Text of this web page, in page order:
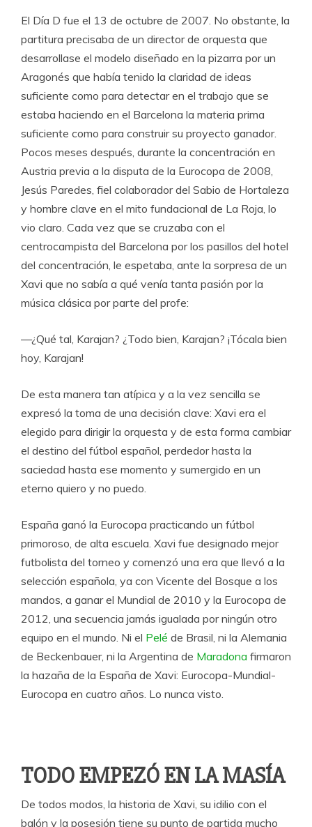
El Día D fue el 13 de octubre de 2007. No obstante, la
partitura precisaba de un director de orquesta que
desarrollase el modelo diseñado en la pizarra por un
Aragonés que había tenido la claridad de ideas
suficiente como para detectar en el trabajo que se
estaba haciendo en el Barcelona la materia prima
suficiente como para construir su proyecto ganador.
Pocos meses después, durante la concentración en
Austria previa a la disputa de la Eurocopa de 2008,
Jesús Paredes, fiel colaborador del Sabio de Hortaleza
y hombre clave en el mito fundacional de La Roja, lo
vio claro. Cada vez que se cruzaba con el
centrocampista del Barcelona por los pasillos del hotel
del concentración, le espetaba, ante la sorpresa de un
Xavi que no sabía a qué venía tanta pasión por la
música clásica por parte del profe:
—¿Qué tal, Karajan? ¿Todo bien, Karajan? ¡Tócala bien
hoy, Karajan!
De esta manera tan atípica y a la vez sencilla se
expresó la toma de una decisión clave: Xavi era el
elegido para dirigir la orquesta y de esta forma cambiar
el destino del fútbol español, perdedor hasta la
saciedad hasta ese momento y sumergido en un
eterno quiero y no puedo.
España ganó la Eurocopa practicando un fútbol
primoroso, de alta escuela. Xavi fue designado mejor
futbolista del torneo y comenzó una era que llevó a la
selección española, ya con Vicente del Bosque a los
mandos, a ganar el Mundial de 2010 y la Eurocopa de
2012, una secuencia jamás igualada por ningún otro
equipo en el mundo. Ni el Pelé de Brasil, ni la Alemania
de Beckenbauer, ni la Argentina de Maradona firmaron
la hazaña de la España de Xavi: Eurocopa-Mundial-
Eurocopa en cuatro años. Lo nunca visto.
TODO EMPEZÓ EN LA MASÍA
De todos modos, la historia de Xavi, su idilio con el
balón y la posesión tiene su punto de partida mucho